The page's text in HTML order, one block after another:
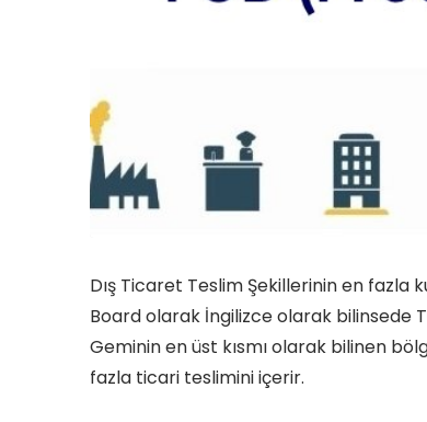
Dış Ticaret Teslim Şekillerinin en
Board olarak İngilizce olarak bilinsede
Geminin en üst kısmı olarak bilinen
fazla ticari teslimini içerir.